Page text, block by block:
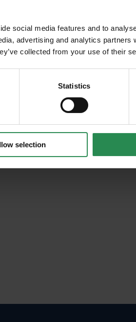
social media features and to
advertising and analytics partners
collected from your use of their
Statistics
selection
e cantieri: